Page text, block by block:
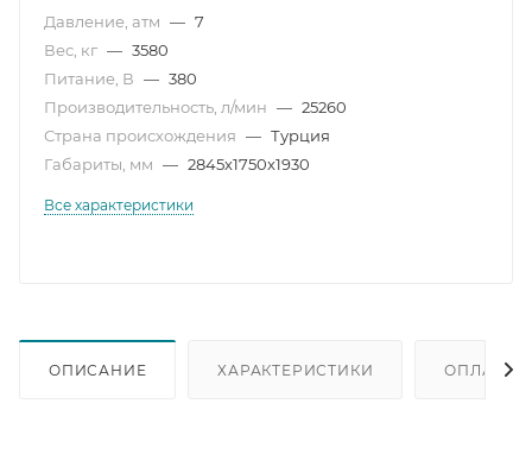
Давление, атм — 7
Вес, кг — 3580
Питание, В — 380
Производительность, л/мин — 25260
Страна происхождения — Турция
Габариты, мм — 2845х1750х1930
Все характеристики
ОПИСАНИЕ ХАРАКТЕРИСТИКИ ОПЛАТА